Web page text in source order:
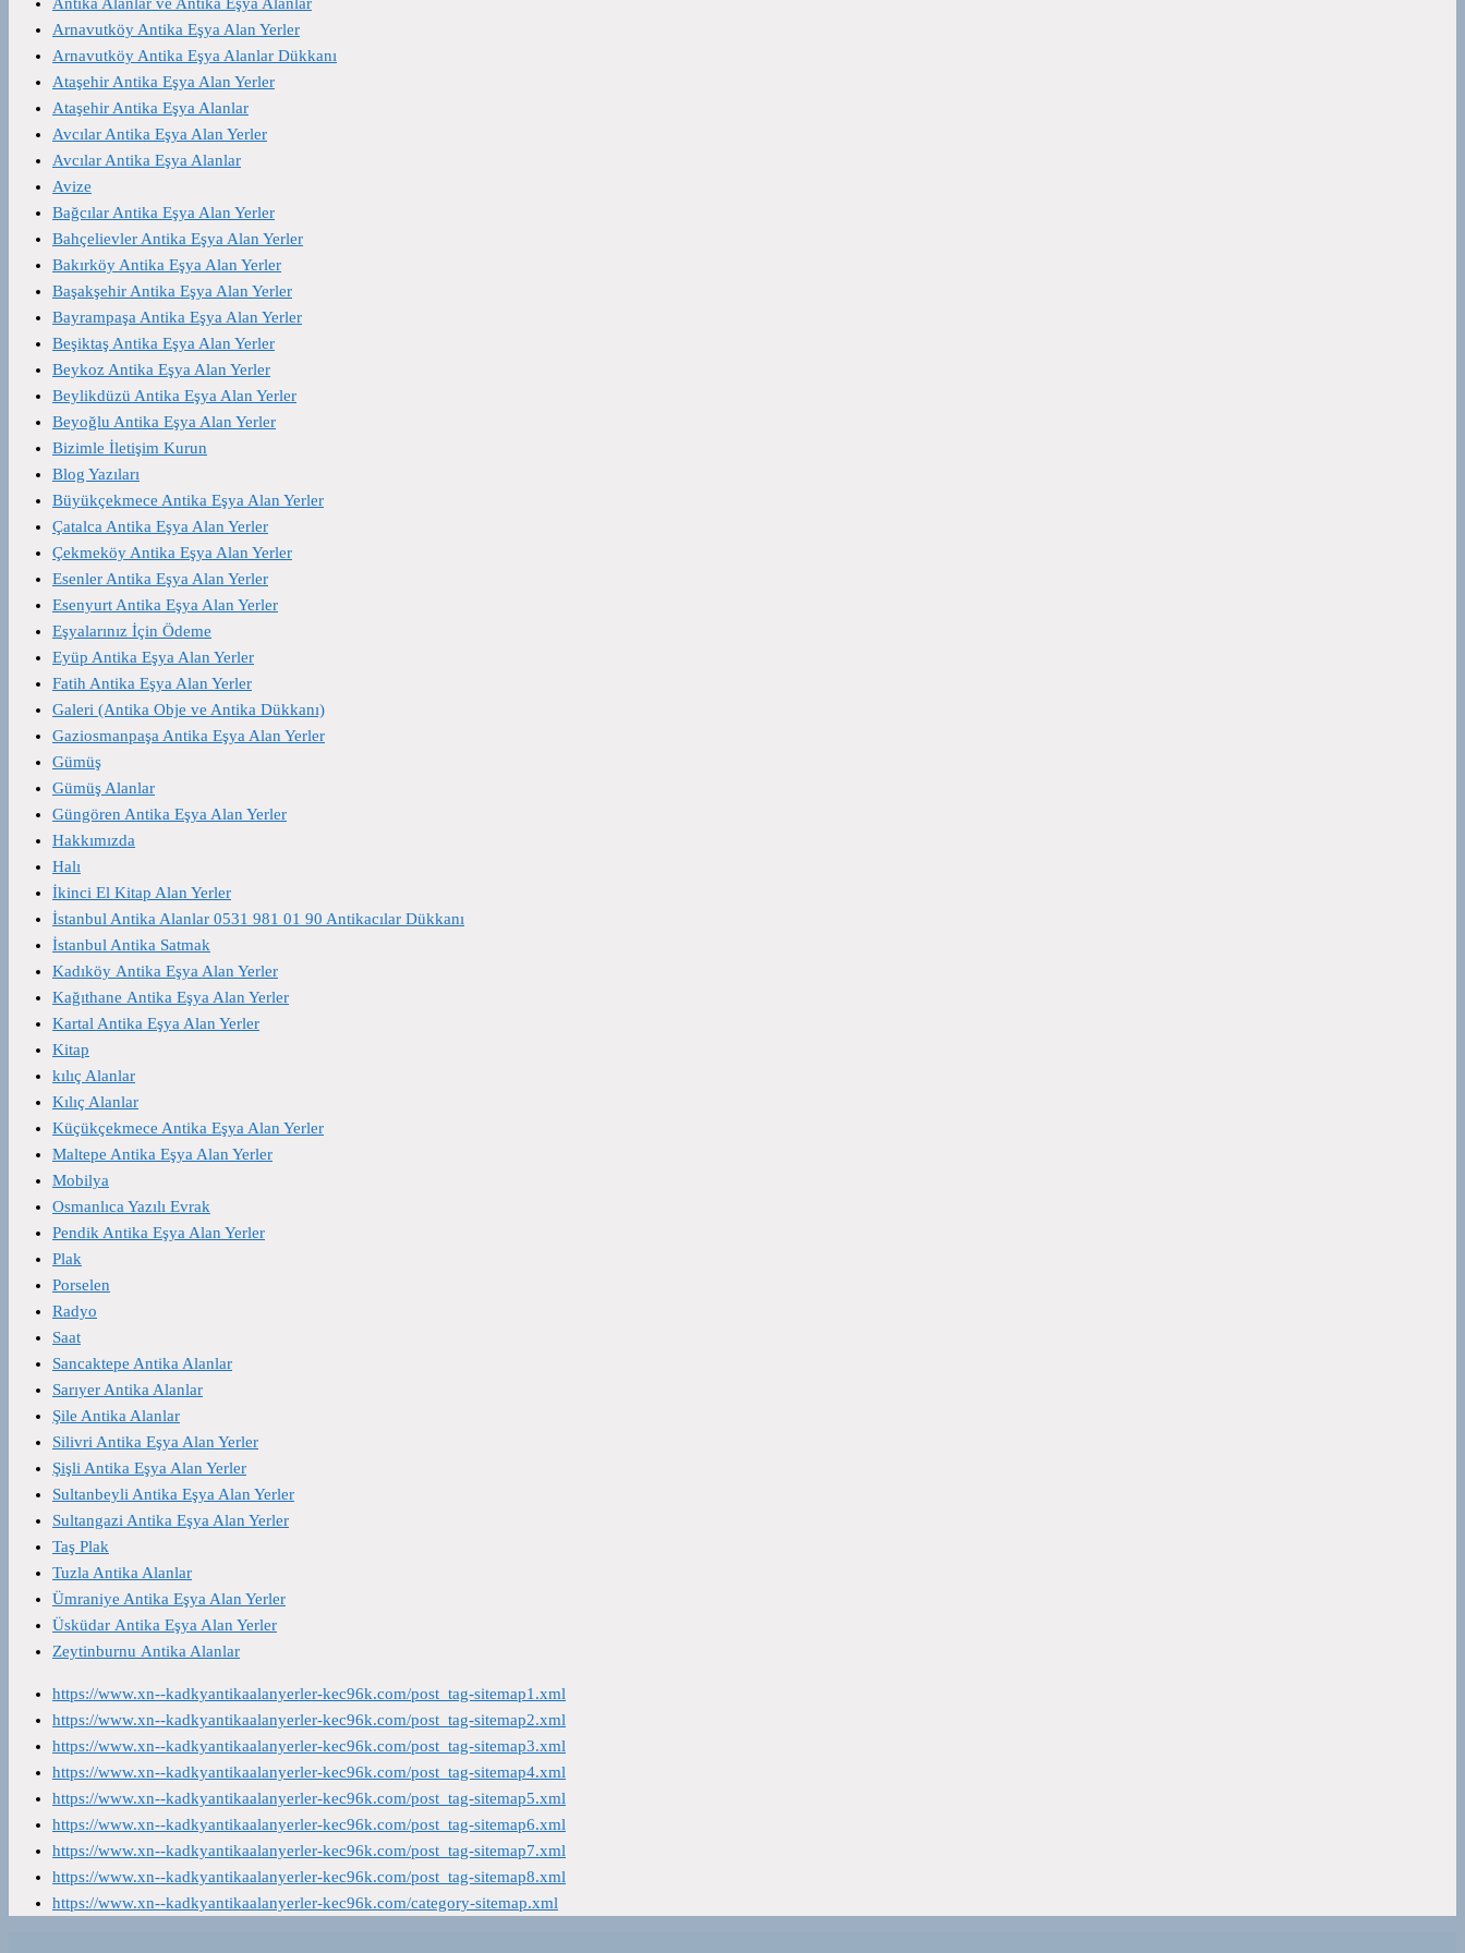
Arnavutköy Antika Eşya Alan Yerler
Arnavutköy Antika Eşya Alanlar Dükkanı
Ataşehir Antika Eşya Alan Yerler
Ataşehir Antika Eşya Alanlar
Avcılar Antika Eşya Alan Yerler
Avcılar Antika Eşya Alanlar
Avize
Bağcılar Antika Eşya Alan Yerler
Bahçelievler Antika Eşya Alan Yerler
Bakırköy Antika Eşya Alan Yerler
Başakşehir Antika Eşya Alan Yerler
Bayrampaşa Antika Eşya Alan Yerler
Beşiktaş Antika Eşya Alan Yerler
Beykoz Antika Eşya Alan Yerler
Beylikdüzü Antika Eşya Alan Yerler
Beyoğlu Antika Eşya Alan Yerler
Bizimle İletişim Kurun
Blog Yazıları
Büyükçekmece Antika Eşya Alan Yerler
Çatalca Antika Eşya Alan Yerler
Çekmeköy Antika Eşya Alan Yerler
Esenler Antika Eşya Alan Yerler
Esenyurt Antika Eşya Alan Yerler
Eşyalarınız İçin Ödeme
Eyüp Antika Eşya Alan Yerler
Fatih Antika Eşya Alan Yerler
Galeri (Antika Obje ve Antika Dükkanı)
Gaziosmanpaşa Antika Eşya Alan Yerler
Gümüş
Gümüş Alanlar
Güngören Antika Eşya Alan Yerler
Hakkımızda
Halı
İkinci El Kitap Alan Yerler
İstanbul Antika Alanlar 0531 981 01 90 Antikacılar Dükkanı
İstanbul Antika Satmak
Kadıköy Antika Eşya Alan Yerler
Kağıthane Antika Eşya Alan Yerler
Kartal Antika Eşya Alan Yerler
Kitap
kılıç Alanlar
Kılıç Alanlar
Küçükçekmece Antika Eşya Alan Yerler
Maltepe Antika Eşya Alan Yerler
Mobilya
Osmanlıca Yazılı Evrak
Pendik Antika Eşya Alan Yerler
Plak
Porselen
Radyo
Saat
Sancaktepe Antika Alanlar
Sarıyer Antika Alanlar
Şile Antika Alanlar
Silivri Antika Eşya Alan Yerler
Şişli Antika Eşya Alan Yerler
Sultanbeyli Antika Eşya Alan Yerler
Sultangazi Antika Eşya Alan Yerler
Taş Plak
Tuzla Antika Alanlar
Ümraniye Antika Eşya Alan Yerler
Üsküdar Antika Eşya Alan Yerler
Zeytinburnu Antika Alanlar
https://www.xn--kadkyantikaalanyerler-kec96k.com/post_tag-sitemap1.xml
https://www.xn--kadkyantikaalanyerler-kec96k.com/post_tag-sitemap2.xml
https://www.xn--kadkyantikaalanyerler-kec96k.com/post_tag-sitemap3.xml
https://www.xn--kadkyantikaalanyerler-kec96k.com/post_tag-sitemap4.xml
https://www.xn--kadkyantikaalanyerler-kec96k.com/post_tag-sitemap5.xml
https://www.xn--kadkyantikaalanyerler-kec96k.com/post_tag-sitemap6.xml
https://www.xn--kadkyantikaalanyerler-kec96k.com/post_tag-sitemap7.xml
https://www.xn--kadkyantikaalanyerler-kec96k.com/post_tag-sitemap8.xml
https://www.xn--kadkyantikaalanyerler-kec96k.com/category-sitemap.xml